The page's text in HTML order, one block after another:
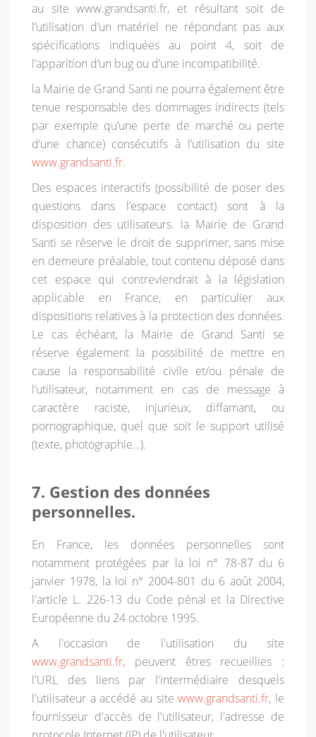
au site www.grandsanti.fr, et résultant soit de
l’utilisation d’un matériel ne répondant pas aux
spécifications indiquées au point 4, soit de
l’apparition d’un bug ou d’une incompatibilité.
la Mairie de Grand Santi ne pourra également être
tenue responsable des dommages indirects (tels
par exemple qu’une perte de marché ou perte
d’une chance) consécutifs à l’utilisation du site
www.grandsanti.fr.
Des espaces interactifs (possibilité de poser des
questions dans l’espace contact) sont à la
disposition des utilisateurs. la Mairie de Grand
Santi se réserve le droit de supprimer, sans mise
en demeure préalable, tout contenu déposé dans
cet espace qui contreviendrait à la législation
applicable en France, en particulier aux
dispositions relatives à la protection des données.
Le cas échéant, la Mairie de Grand Santi se
réserve également la possibilité de mettre en
cause la responsabilité civile et/ou pénale de
l’utilisateur, notamment en cas de message à
caractère raciste, injurieux, diffamant, ou
pornographique, quel que soit le support utilisé
(texte, photographie…).
7. Gestion des données
personnelles.
En France, les données personnelles sont
notamment protégées par la loi n° 78-87 du 6
janvier 1978, la loi n° 2004-801 du 6 août 2004,
l'article L. 226-13 du Code pénal et la Directive
Européenne du 24 octobre 1995.
A l'occasion de l'utilisation du site
www.grandsanti.fr, peuvent êtres recueillies :
l'URL des liens par l'intermédiaire desquels
l'utilisateur a accédé au sitewww.grandsanti.fr, le
fournisseur d'accès de l'utilisateur, l'adresse de